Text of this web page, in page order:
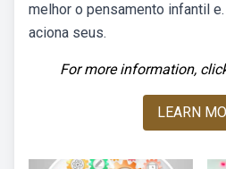
melhor o pensamento infantil
aciona seus.
For more information,
LEARN